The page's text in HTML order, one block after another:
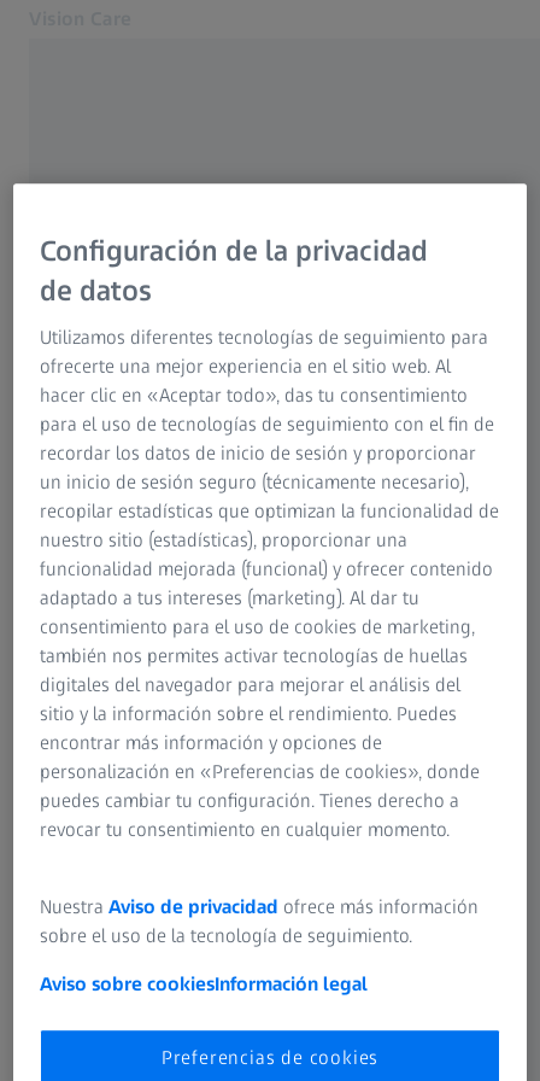
Sobre nosotros
MyZEISS Vision
Encuentra una óptica ZEISS
Para los profesionales de la visión
Páginas web ZEISS relacionadas
Para los profesionales de la visión
ZEISS Sunlens
Instrucciones de Uso Meditec
Grupo ZEISS
Cuidado de la visión
USO FRECUENTE
Por qué es tan importante tener una
buena visión
Lentes progresivas - Pequeñas obras de
ingeniería óptica
Las lentes adecuadas para una visión
óptima
Prueba visual en línea de ZEISS
ACERCA DE ZEISS
ZEISS de un vistazo
Compliance
Configuración de la privacidad
de datos
Utilizamos diferentes tecnologías de seguimiento para
ofrecerte una mejor experiencia en el sitio web. Al
hacer clic en «Aceptar todo», das tu consentimiento
para el uso de tecnologías de seguimiento con el fin de
recordar los datos de inicio de sesión y proporcionar
un inicio de sesión seguro (técnicamente necesario),
recopilar estadísticas que optimizan la funcionalidad de
nuestro sitio (estadísticas), proporcionar una
funcionalidad mejorada (funcional) y ofrecer contenido
adaptado a tus intereses (marketing). Al dar tu
consentimiento para el uso de cookies de marketing,
también nos permites activar tecnologías de huellas
digitales del navegador para mejorar el análisis del
sitio y la información sobre el rendimiento. Puedes
encontrar más información y opciones de
personalización en «Preferencias de cookies», donde
puedes cambiar tu configuración. Tienes derecho a
revocar tu consentimiento en cualquier momento.
NuestraAviso de privacidad ofrece más información
sobre el uso de la tecnología de seguimiento.
Aviso sobre cookiesInformación legal
Preferencias de cookies